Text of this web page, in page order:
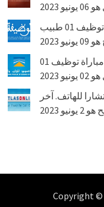
جماعة اكوراي – إقليم الحاجب: مباراة توظيف 01 طبيب
المختبر العمومي للتجارب والدراسات: مباراة توظيف 01
مباراة توظيف 12 مستشارا للهاتف. آخر
2023
Copyright ©